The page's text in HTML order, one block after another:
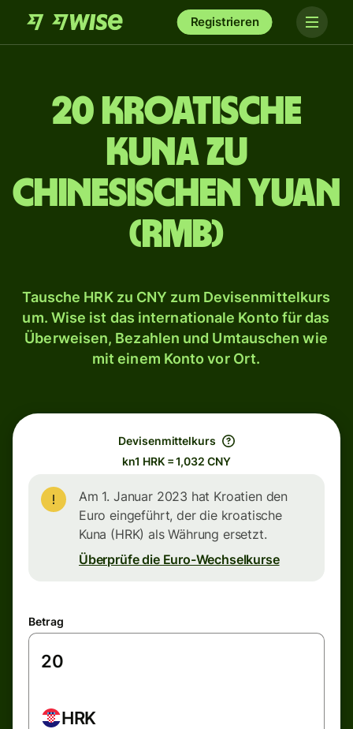
Registrieren
20 kroatische
Kuna zu
chinesischen Yuan
(RMB)
Tausche HRK zu CNY zum Devisenmittelkurs
um. Wise ist das internationale Konto für das
Überweisen, Bezahlen und Umtauschen wie
mit einem Konto vor Ort.
Devisenmittelkurs
kn1 HRK = 1,032 CNY
Am 1. Januar 2023 hat Kroatien den
Euro eingeführt, der die kroatische
Kuna (HRK) als Währung ersetzt.
Überprüfe die Euro-Wechselkurse
Betrag
HRK